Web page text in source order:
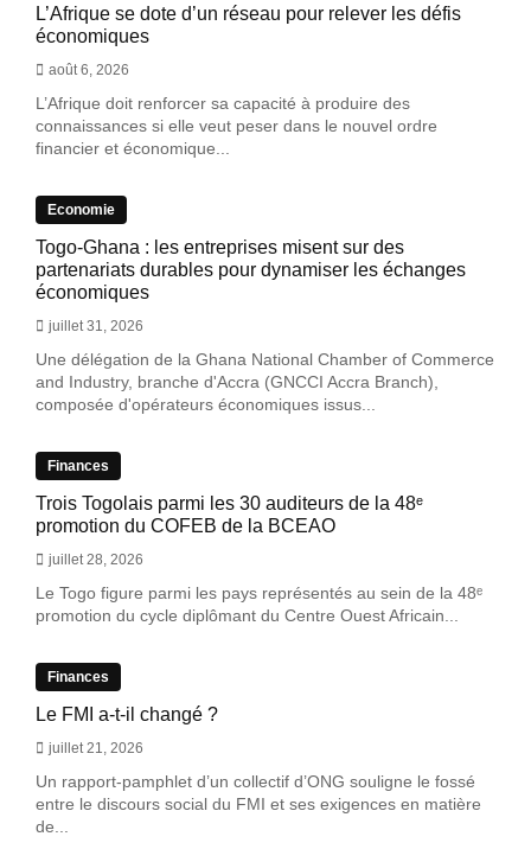
L’Afrique se dote d’un réseau pour relever les défis
économiques
août 6, 2026
L’Afrique doit renforcer sa capacité à produire des
connaissances si elle veut peser dans le nouvel ordre
financier et économique...
Economie
Togo-Ghana : les entreprises misent sur des
partenariats durables pour dynamiser les échanges
économiques
juillet 31, 2026
Une délégation de la Ghana National Chamber of Commerce
and Industry, branche d'Accra (GNCCI Accra Branch),
composée d'opérateurs économiques issus...
Finances
Trois Togolais parmi les 30 auditeurs de la 48ᵉ
promotion du COFEB de la BCEAO
juillet 28, 2026
Le Togo figure parmi les pays représentés au sein de la 48ᵉ
promotion du cycle diplômant du Centre Ouest Africain...
Finances
Le FMI a-t-il changé ?
juillet 21, 2026
Un rapport-pamphlet d’un collectif d’ONG souligne le fossé
entre le discours social du FMI et ses exigences en matière
de...